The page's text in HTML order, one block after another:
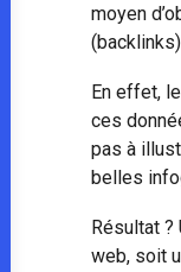
moyen
En effet,
ces
pas à
belles
Résultat
web, soit